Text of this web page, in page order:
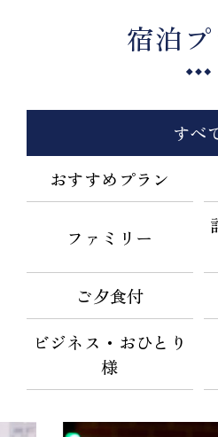
宿泊
すべ
おすすめプラン
ファミリー
ご夕食付
ビジネス・おひとり
様